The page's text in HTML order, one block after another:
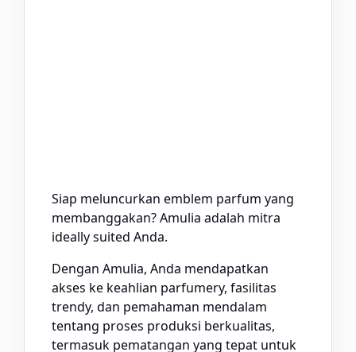
Siap meluncurkan emblem parfum yang
membanggakan? Amulia adalah mitra
ideally suited Anda.
Dengan Amulia, Anda mendapatkan
akses ke keahlian parfumery, fasilitas
trendy, dan pemahaman mendalam
tentang proses produksi berkualitas,
termasuk pematangan yang tepat untuk